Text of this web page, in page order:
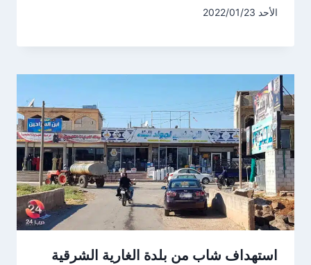
الأحد 2022/01/23
استهداف شاب من بلدة الغارية الشرقية